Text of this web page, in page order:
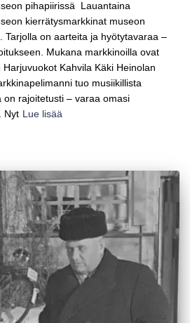
pihapiirissä Lauantaina
kierrätysmarkkinat museon
Tarjolla on aarteita ja hyötytavaraa –
Mukana markkinoilla ovat
Kahvila Käki Heinolan
tuo musiikillista
rajoitetusti – varaa omasi
Nyt Lue lisää